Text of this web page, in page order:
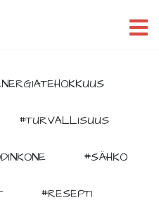
#TURVALLISUUS
#SÄHKÖ
#RESEPTI